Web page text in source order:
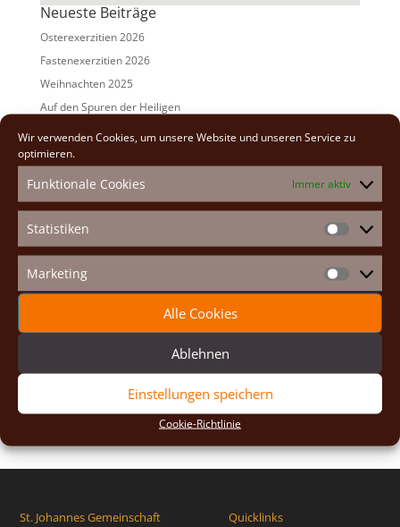
Wir verwenden Cookies, um unsere Website und unseren Service zu
optimieren.
Funktionale Cookies Immer aktiv
Statistiken
Marketing Marketing
Alle Cookies
Ablehnen
Einstellungen speichern
Cookie-Richtlinie
Neueste Beiträge
Osterexerzitien 2026
Fastenexerzitien 2026
Weihnachten 2025
Auf den Spuren der Heiligen
Adventexerzitien 2025
2026(2)
2025(7)
2024(5)
2023(13)
2022(9)
2020(2)
St. Johannes Gemeinschaft Quicklinks